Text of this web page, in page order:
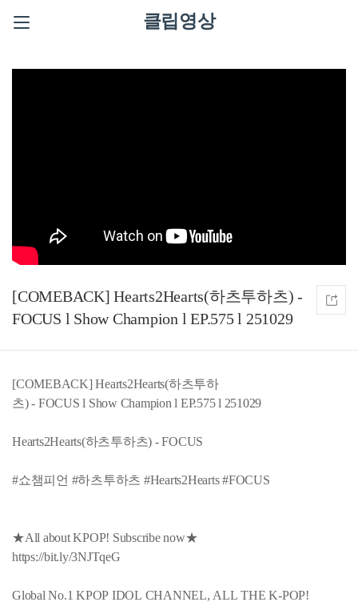
클립영상
[COMEBACK] Hearts2Hearts(하츠투하츠) -
FOCUS l Show Champion l EP.575 l 251029
[COMEBACK] Hearts2Hearts(하츠투하
츠) - FOCUS l Show Champion l EP.575 l 251029
Hearts2Hearts(하츠투하츠) - FOCUS
#쇼챔피언 #하츠투하츠 #Hearts2Hearts #FOCUS
★All about KPOP! Subscribe now★
https://bit.ly/3NJTqeG
Global No.1 KPOP IDOL CHANNEL, ALL THE K-POP!